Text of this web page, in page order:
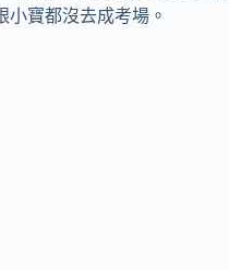
寶都沒去成考場。